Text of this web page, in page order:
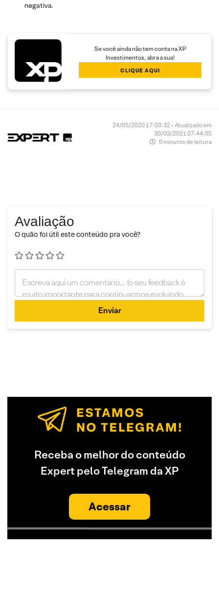
negativa.
Se você ainda não tem conta na XP
Investimentos, abra a sua!
CLIQUE AQUI
24/05/2020 17:03:32 • Atualizado em
30/03/2021 07:44:05
9 minutos de leitura
Avaliação
O quão foi útil este conteúdo pra você?
Enviar
Receba o melhor do conteúdo
Expert pelo Telegram da XP
Acessar